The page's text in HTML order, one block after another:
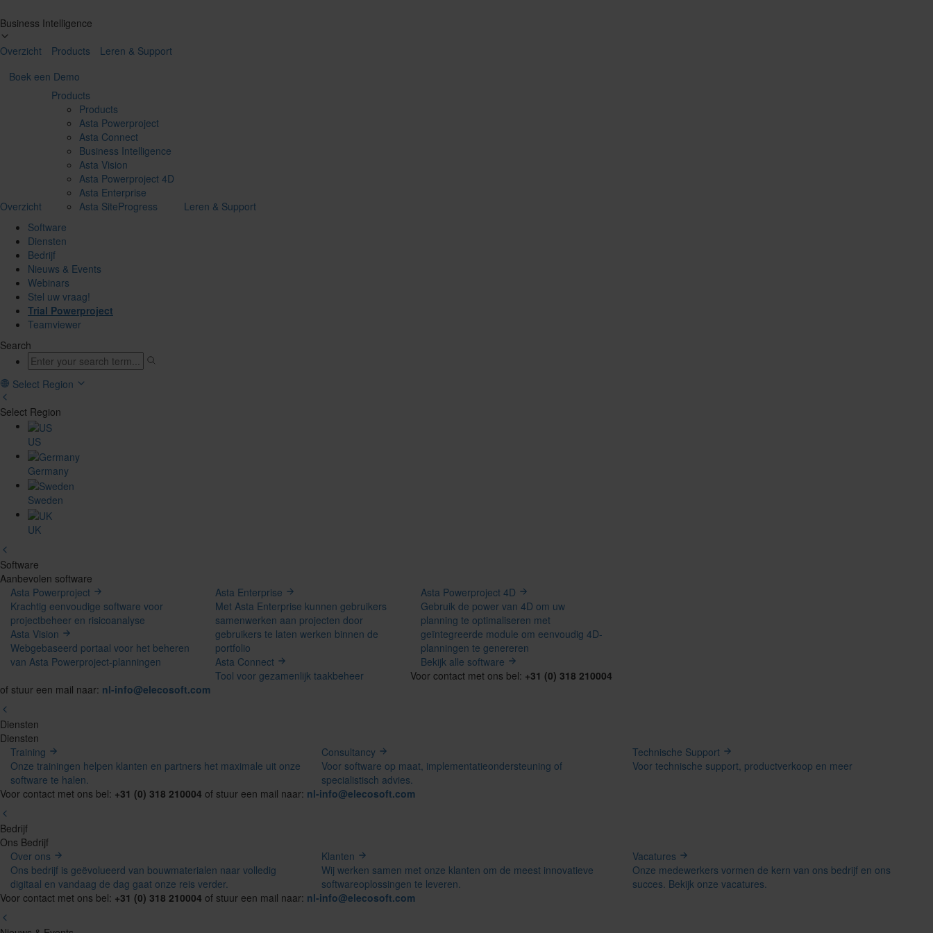
Business Intelligence
Overzicht
Products
Leren & Support
Boek een Demo
Overzicht
Products
Products
Asta Powerproject
Asta Connect
Business Intelligence
Asta Vision
Asta Powerproject 4D
Asta Enterprise
Asta SiteProgress
Leren & Support
Software
Diensten
Bedrijf
Nieuws & Events
Webinars
Stel uw vraag!
Trial Powerproject
Teamviewer
Search
Select Region
Select Region
US
Germany
Sweden
UK
Software
Aanbevolen software
Asta Powerproject
Krachtig eenvoudige software voor
projectbeheer en risicoanalyse
Asta Vision
Webgebaseerd portaal voor het beheren
van Asta Powerproject-planningen
Asta Enterprise
Met Asta Enterprise kunnen gebruikers
samenwerken aan projecten door
gebruikers te laten werken binnen de
portfolio
Asta Connect
Tool voor gezamenlijk taakbeheer
Asta Powerproject 4D
Gebruik de power van 4D om uw
planning te optimaliseren met
geïntegreerde module om eenvoudig 4D-
planningen te genereren
Bekijk alle software
Voor contact met ons bel: +31 (0) 318 210004
of stuur een mail naar: nl-info@elecosoft.com
Diensten
Diensten
Training
Onze trainingen helpen klanten en partners het maximale uit onze
software te halen.
Consultancy
Voor software op maat, implementatieondersteuning of
specialistisch advies.
Technische Support
Voor technische support, productverkoop en meer
Voor contact met ons bel: +31 (0) 318 210004 of stuur een mail naar: nl-info@elecosoft.com
Bedrijf
Ons Bedrijf
Over ons
Ons bedrijf is geëvolueerd van bouwmaterialen naar volledig
digitaal en vandaag de dag gaat onze reis verder.
Klanten
Wij werken samen met onze klanten om de meest innovatieve
softwareoplossingen te leveren.
Vacatures
Onze medewerkers vormen de kern van ons bedrijf en ons
succes. Bekijk onze vacatures.
Voor contact met ons bel: +31 (0) 318 210004 of stuur een mail naar: nl-info@elecosoft.com